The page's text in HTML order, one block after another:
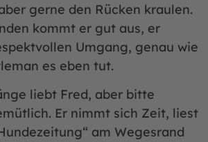
gerne den Rücken kraulen.
kommt er gut aus, er
Umgang, genau wie
es eben tut.
liebt Fred, aber bitte
Er nimmt sich Zeit, liest
am Wegesrand